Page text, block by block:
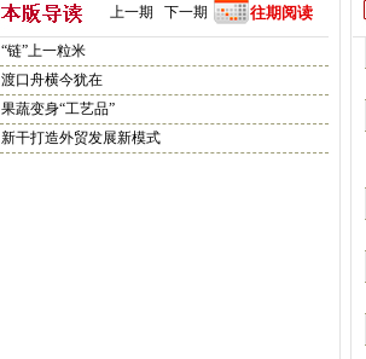
上一期 下一期 往期阅读
“链”上一粒米
渡口舟横今犹在
果蔬变身“工艺品”
新干打造外贸发展新模式